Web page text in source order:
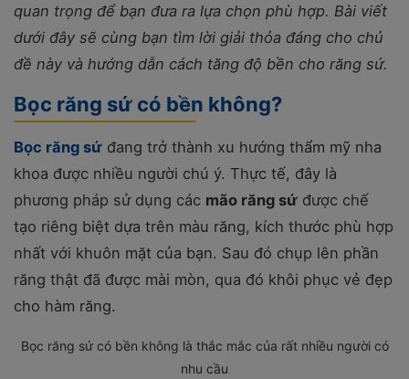
quan trọng để bạn đưa ra lựa chọn phù hợp. Bài viết
dưới đây sẽ cùng bạn tìm lời giải thỏa đáng cho chủ
đề này và hướng dẫn cách tăng độ bền cho răng sứ.
Bọc răng sứ có bền không?
Bọc răng sứ đang trở thành xu hướng thẩm mỹ nha
khoa được nhiều người chú ý. Thực tế, đây là
phương pháp sử dụng các mão răng sứ được chế
tạo riêng biệt dựa trên màu răng, kích thước phù hợp
nhất với khuôn mặt của bạn. Sau đó chụp lên phần
răng thật đã được mài mòn, qua đó khôi phục vẻ đẹp
cho hàm răng.
Bọc răng sứ có bền không là thắc mắc của rất nhiều người có
nhu cầu